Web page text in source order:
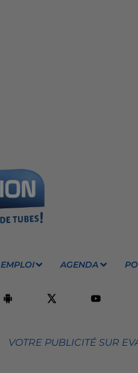
EMPLOI AGENDA
VOTRE PUBLICITÉ SUR